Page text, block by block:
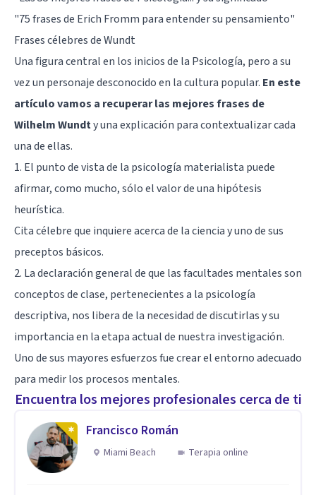
"75 frases de Erich Fromm para entender su pensamiento"
Frases célebres de Wundt
Una figura central en los inicios de la Psicología, pero a su
vez un personaje desconocido en la cultura popular. En este
artículo vamos a recuperar las mejores frases de
Wilhelm Wundty una explicación para contextualizar cada
una de ellas.
1. El punto de vista de la psicología materialista puede
afirmar, como mucho, sólo el valor de una hipótesis
heurística.
Cita célebre que inquiere acerca de la ciencia y uno de sus
preceptos básicos.
2. La declaración general de que las facultades mentales son
conceptos de clase, pertenecientes a la psicología
descriptiva, nos libera de la necesidad de discutirlas y su
importancia en la etapa actual de nuestra investigación.
Uno de sus mayores esfuerzos fue crear el entorno adecuado
para medir los procesos mentales.
Encuentra los mejores profesionales cerca de ti
Francisco Román
Miami Beach Terapia online